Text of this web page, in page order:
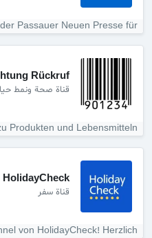
Passauer Neuen Presse für...
Rückruf
قناة صحة ونمط
HolidayCheck
قناة سفر
von HolidayCheck! Herzlich...